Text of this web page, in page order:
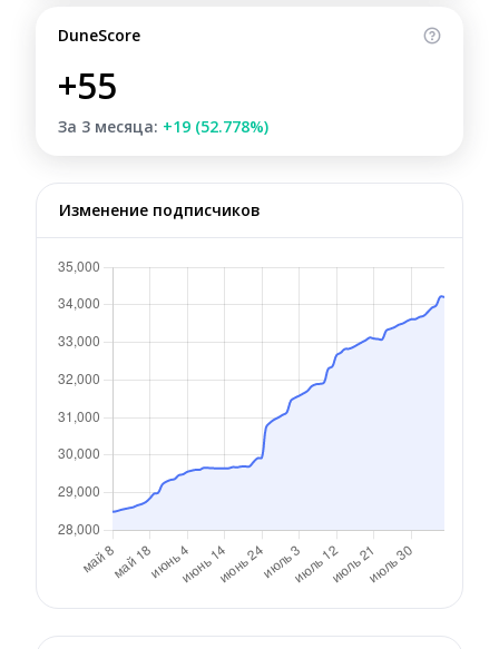
DuneScore
+55
За 3 месяца: +19 (52.778%)
Изменение подписчиков